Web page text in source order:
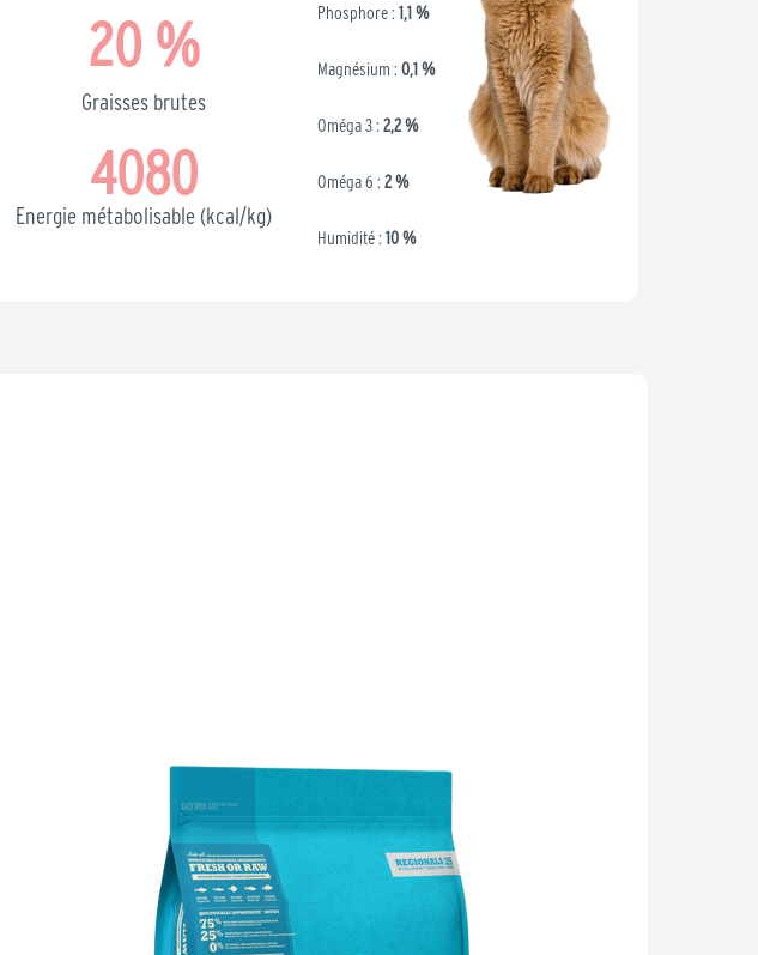
Graisses brutes
20 %
Energie métabolisable (kcal/kg)
4080
Phosphore : 1,1 %
Magnésium : 0,1 %
Oméga 3 : 2,2 %
Oméga 6 : 2 %
Humidité : 10 %